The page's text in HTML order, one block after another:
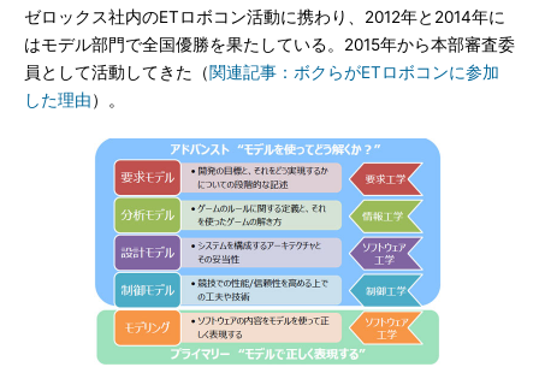
ゼロックス社内のETロボコン活動に携わり、2012年と2014年に
はモデル部門で全国優勝を果たしている。2015年から本部審査委
員として活動してきた（関連記事：ボクらがETロボコンに参加
した理由）。